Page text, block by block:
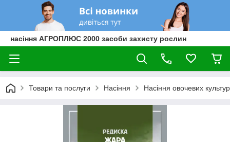
насіння АГРОПЛЮС 2000 засоби захисту рослин
Товари та послуги Насіння Насіння овочевих культур